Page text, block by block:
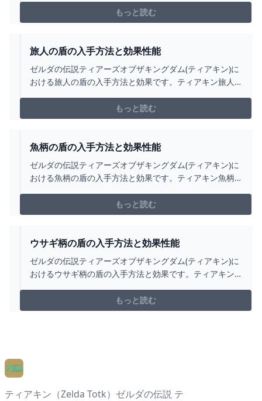
いても掲載しています。もっと読む
旅人の盾の入手方法と効果性能
ゼルダの伝説ティアーズオブザキングダム(ティアキン)に
おける旅人の盾の入手方法と効果です。ティアキン旅人
いても掲載しています。もっと読む
魚柄の盾の入手方法と効果性能
ゼルダの伝説ティアーズオブザキングダム(ティアキン)に
おける魚柄の盾の入手方法と効果です。ティアキン魚柄
いても掲載しています。もっと読む
ウサギ柄の盾の入手方法と効果性能
ゼルダの伝説ティアーズオブザキングダム(ティアキン)に
おけるウサギ柄の盾の入手方法と効果です。ティアキン
や攻撃力についても掲載しています。
もっと読む
ティアキン（Zelda Totk）ゼルダの伝説 テ